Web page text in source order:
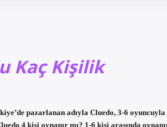
Kaç Kişilik
pazarlanan adıyla Cluedo, 3-6
4 kişi oynanır mı? 1-6 kişi arasında